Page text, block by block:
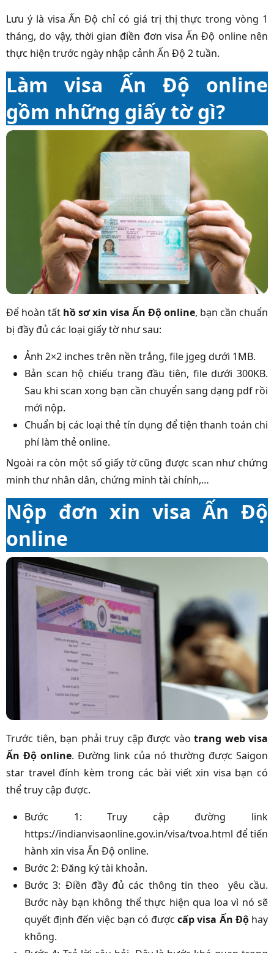
Lưu ý là visa Ấn Độ chỉ có giá trị thị thực trong vòng 1
tháng, do vậy, thời gian điền đơn visa Ấn Độ online nên
thực hiện trước ngày nhập cảnh Ấn Độ 2 tuần.
Làm visa Ấn Độ online
gồm những giấy tờ gì?
Để hoàn tất hồ sơ xin visa Ấn Độ online, bạn cần chuẩn
bị đầy đủ các loại giấy tờ như sau:
Ảnh 2×2 inches trên nền trắng, file jgeg dưới 1MB.
Bản scan hộ chiếu trang đầu tiên, file dưới 300KB.
Sau khi scan xong bạn cần chuyển sang dạng pdf rồi
mới nộp.
Chuẩn bị các loại thẻ tín dụng để tiện thanh toán chi
phí làm thẻ online.
Ngoài ra còn một số giấy tờ cũng được scan như chứng
minh thư nhân dân, chứng minh tài chính,…
Nộp đơn xin visa Ấn Độ
online
Trước tiên, bạn phải truy cập được vào trang web visa
Ấn Độ online. Đường link của nó thường được Saigon
star travel đính kèm trong các bài viết xin visa bạn có
thể truy cập được.
Bước 1: Truy cập đường link
https://indianvisaonline.gov.in/visa/tvoa.html để tiến
hành xin visa Ấn Độ online.
Bước 2: Đăng ký tài khoản.
Bước 3: Điền đầy đủ các thông tin theo yêu cầu.
Bước này bạn không thể thực hiện qua loa vì nó sẽ
quyết định đến việc bạn có đượccấp visa Ấn Độhay
không.